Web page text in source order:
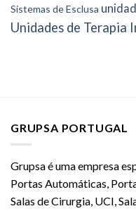
Sistemas de Esclusa
Unidades de Terapia
GRUPSA PORTUGAL
Grupsa é uma empresa
Portas Automáticas,
Salas de Cirurgia, UCI,